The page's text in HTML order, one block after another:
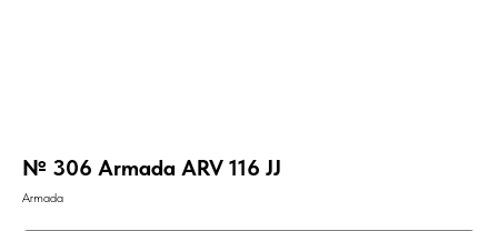
№ 306 Armada ARV 116 JJ
Armada